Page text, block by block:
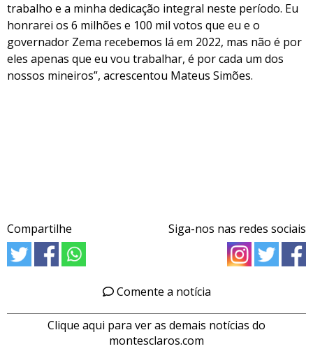
trabalho e a minha dedicação integral neste período. Eu
honrarei os 6 milhões e 100 mil votos que eu e o
governador Zema recebemos lá em 2022, mas não é por
eles apenas que eu vou trabalhar, é por cada um dos
nossos mineiros”, acrescentou Mateus Simões.
Compartilhe Siga-nos nas redes sociais
Comente a notícia
Clique aqui para ver as demais notícias do
montesclaros.com